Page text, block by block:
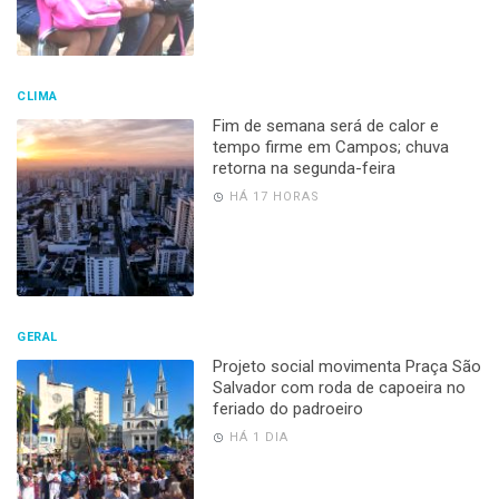
CLIMA
Fim de semana será de calor e
tempo firme em Campos; chuva
retorna na segunda-feira
HÁ 17 HORAS
GERAL
Projeto social movimenta Praça São
Salvador com roda de capoeira no
feriado do padroeiro
HÁ 1 DIA